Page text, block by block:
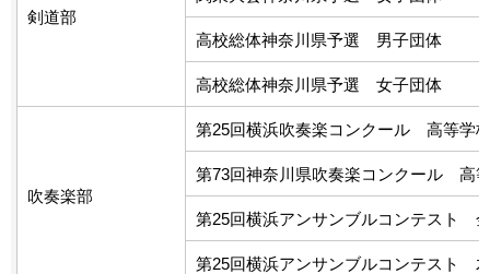
剣道部
高校総体神奈川県予選 男子団体
高校総体神奈川県予選 女子団体
吹奏楽部
第25回横浜吹奏楽コンクール 高等学
第73回神奈川県吹奏楽コンクール 高
第25回横浜アンサンブルコンテスト
第25回横浜アンサンブルコンテスト